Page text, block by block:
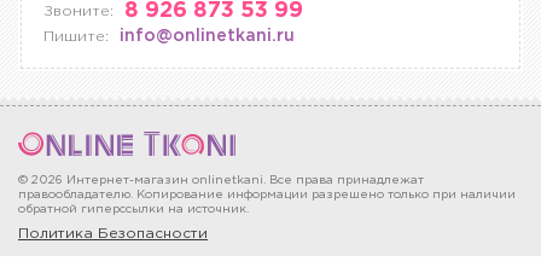
Звоните: 8 926 873 53 99
Пишите: info@onlinetkani.ru
© 2026 Интернет-магазин onlinetkani. Все права принадлежат
правообладателю. Копирование информации разрешено только при наличии
обратной гиперссылки на источник.
Политика Безопасности